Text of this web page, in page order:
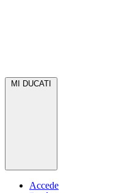
MI DUCATI
Accede